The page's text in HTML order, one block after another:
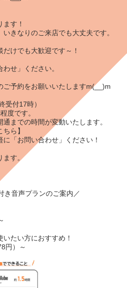
す！
きなりのご来店でも大丈夫です。
けでも大歓迎です～！
わせ 」ください。
ご予約をお願いいたしますm(__)m
付17時）
度です。
までの時間が変動いたします。
ちら】
に「お問い合わせ 」ください！
ます。
音声プランのご案内／
たい方におすすめ！
円）～